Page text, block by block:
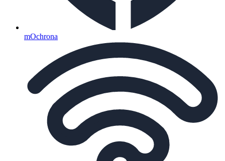
mOchrona